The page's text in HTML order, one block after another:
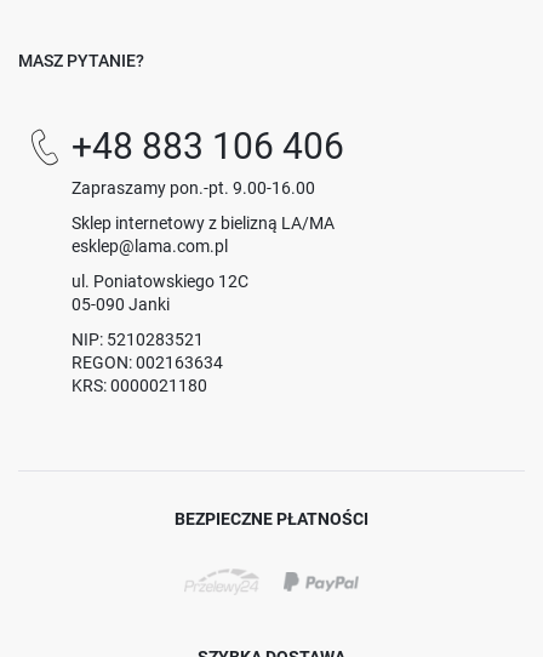
MASZ PYTANIE?
+48 883 106 406
Zapraszamy pon.-pt. 9.00-16.00
Sklep internetowy z bielizną LA/MA
esklep@lama.com.pl
ul. Poniatowskiego 12C
05-090 Janki
NIP: 5210283521
REGON: 002163634
KRS: 0000021180
BEZPIECZNE PŁATNOŚCI